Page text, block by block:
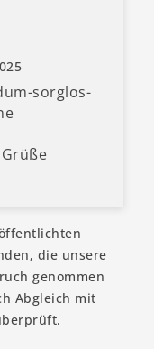
sorglos-
die unsere
genommen
Abgleich mit